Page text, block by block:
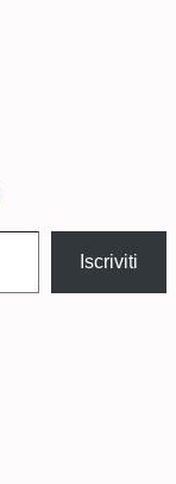
Iscriviti